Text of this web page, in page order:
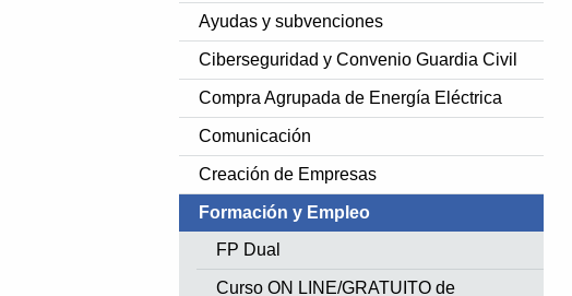
Ayudas y subvenciones
Ciberseguridad y Convenio Guardia Civil
Compra Agrupada de Energía Eléctrica
Comunicación
Creación de Empresas
Formación y Empleo
FP Dual
Curso ON LINE/GRATUITO de